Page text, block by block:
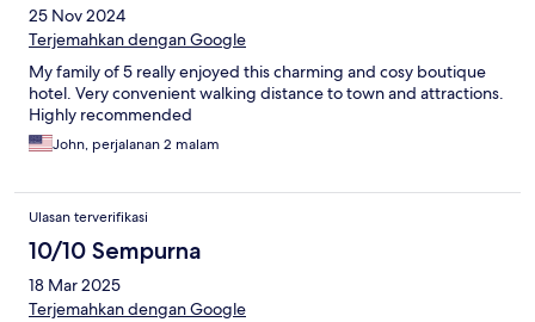
25 Nov 2024
Terjemahkan dengan Google
My family of 5 really enjoyed this charming and cosy boutique
hotel. Very convenient walking distance to town and attractions.
Highly recommended
John, perjalanan 2 malam
Ulasan terverifikasi
10/10 Sempurna
18 Mar 2025
Terjemahkan dengan Google